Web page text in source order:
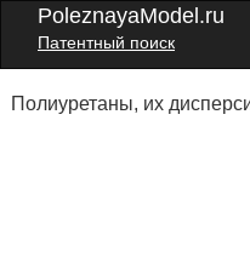
PoleznayaModel.ru
Патентный поиск
Полиуретаны, их